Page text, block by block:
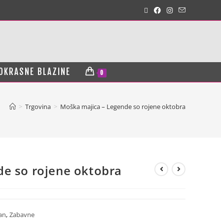
BLAZINE 0
> Trgovina > Moška majica – Legende so rojene oktobra
so rojene oktobra
, Zabavne